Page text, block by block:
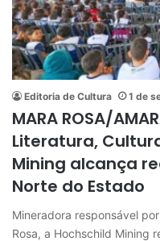
Editoria de Cultura 1 de
MARA ROSA/
Literatura,
Mining alcança
Norte do Estado
Mineradora responsável
Rosa, a Hochschild Mining